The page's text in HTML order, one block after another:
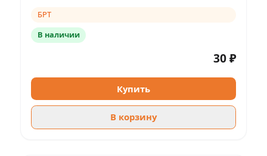
БРТ
В наличии
30 ₽
Купить
В корзину